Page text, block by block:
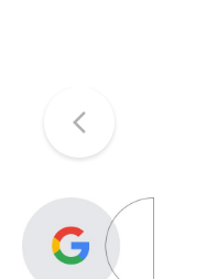
arrow_back_ios_new